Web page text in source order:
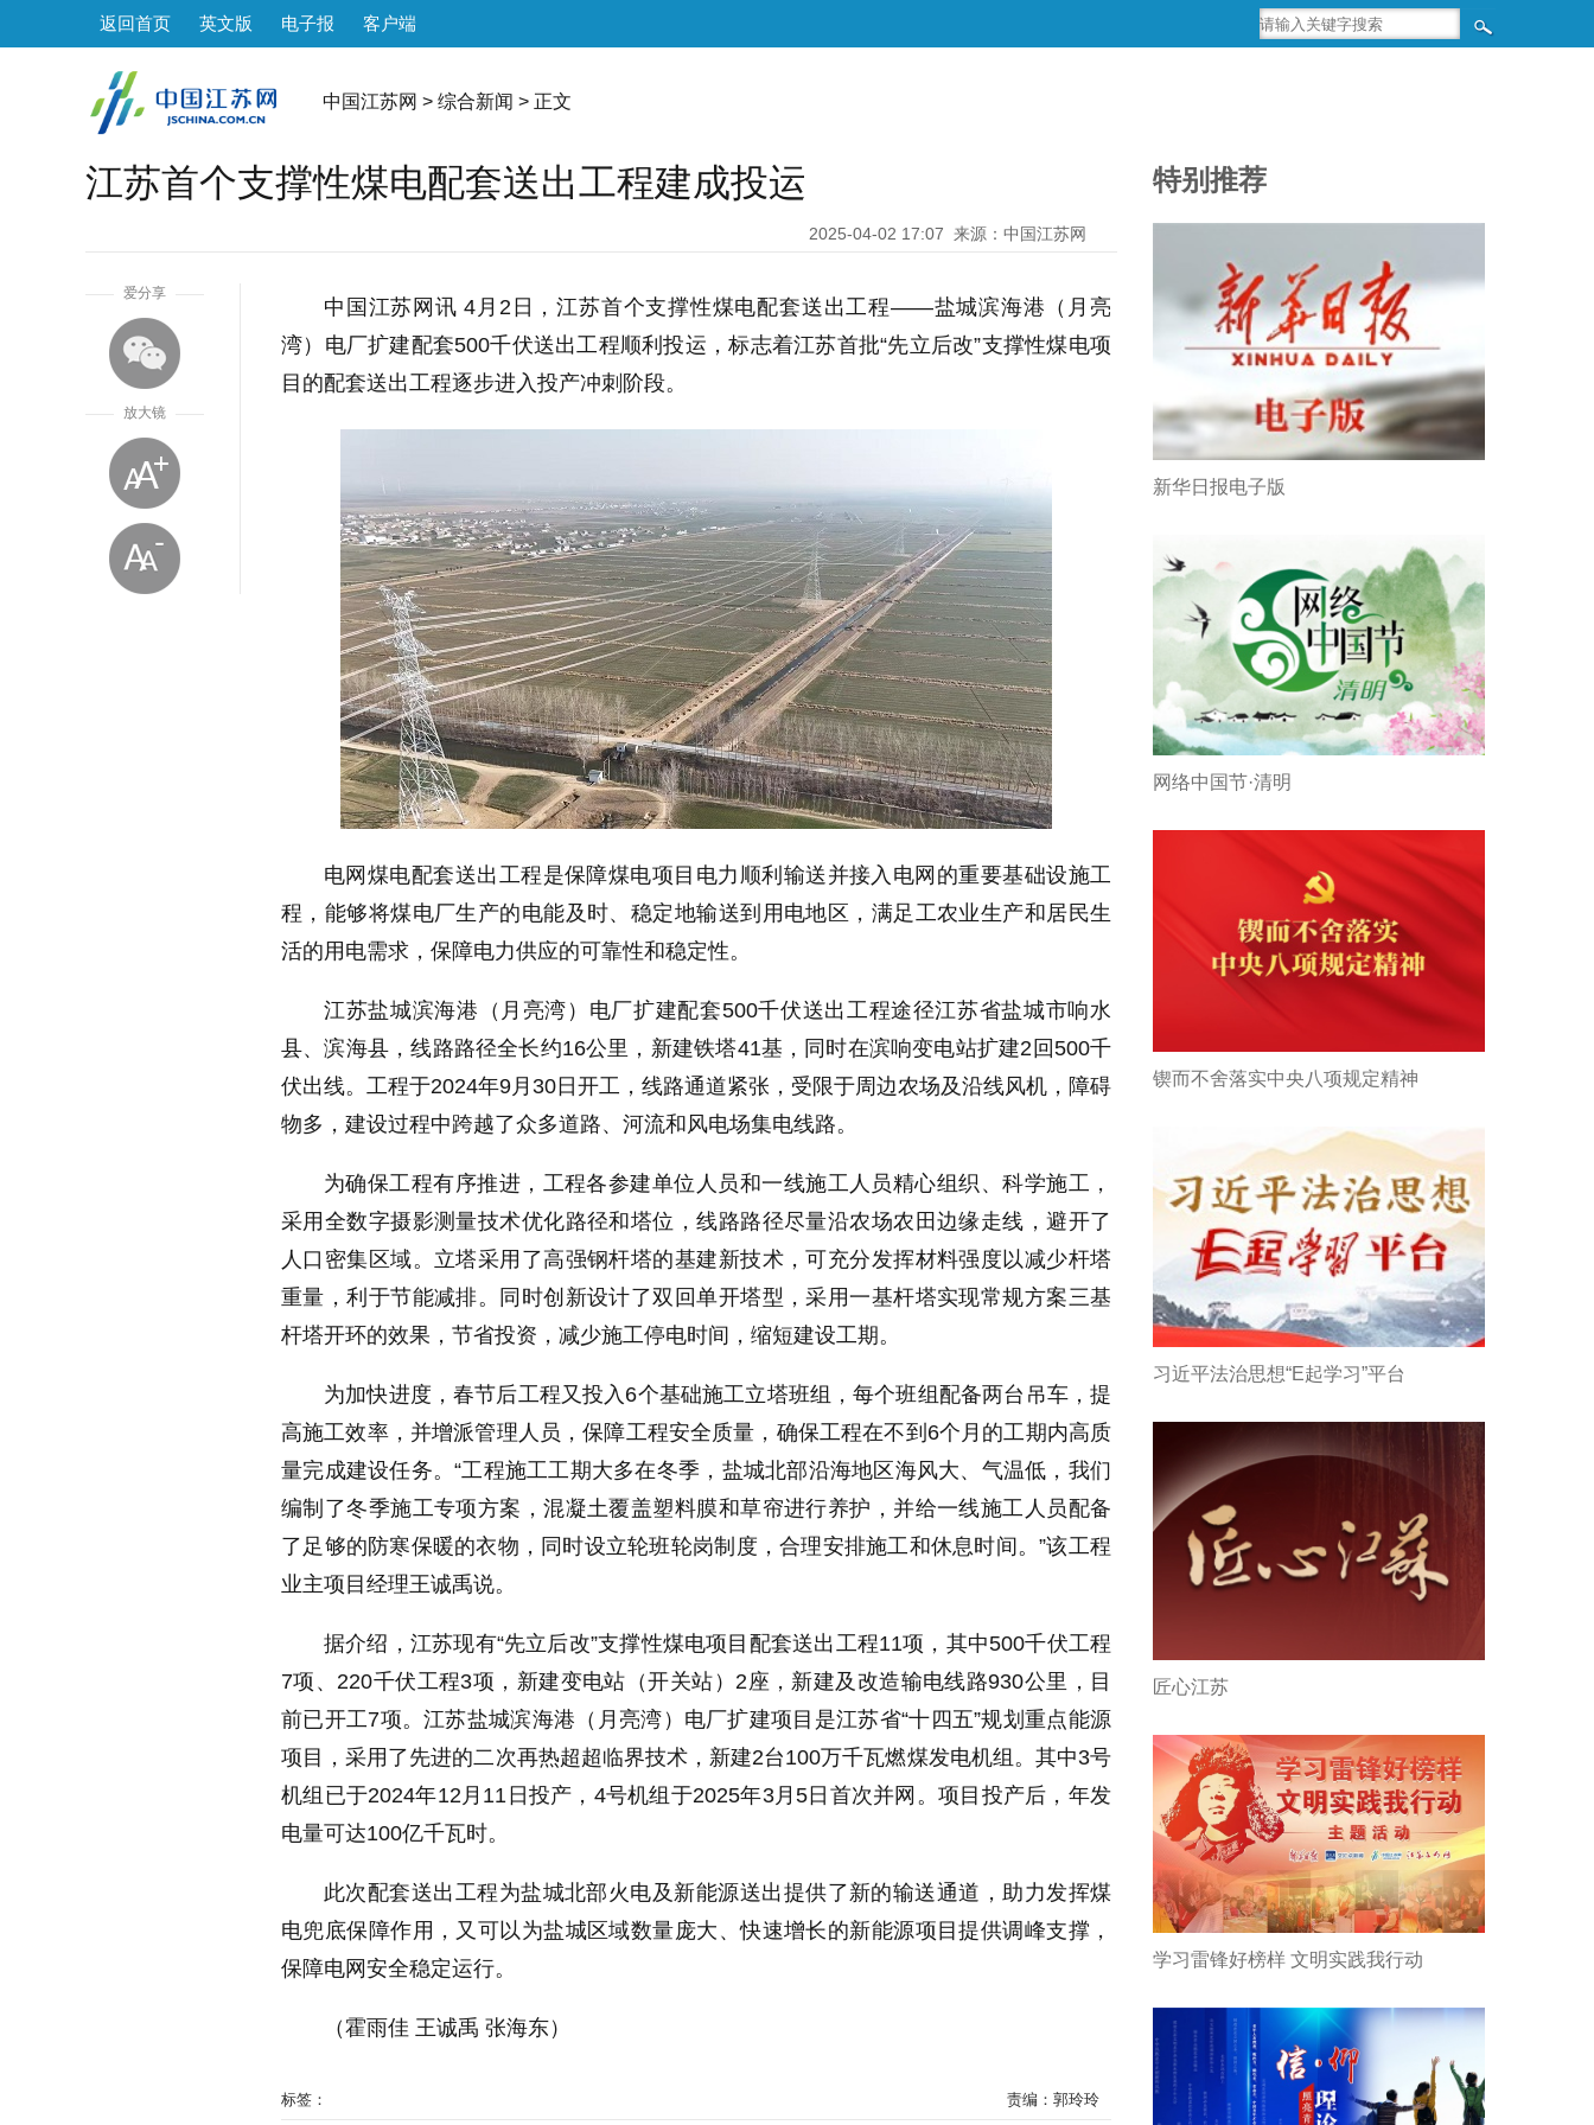
返回首页 英文版 电子报 客户端
中国江苏网 > 综合新闻 > 正文
江苏首个支撑性煤电配套送出工程建成投运
2025-04-02 17:07 来源：中国江苏网
爱分享
放大镜
中国江苏网讯 4月2日，江苏首个支撑性煤电配套送出工程——盐城滨海港（月亮
湾）电厂扩建配套500千伏送出工程顺利投运，标志着江苏首批“先立后改”支撑性煤电项
目的配套送出工程逐步进入投产冲刺阶段。
电网煤电配套送出工程是保障煤电项目电力顺利输送并接入电网的重要基础设施工
程，能够将煤电厂生产的电能及时、稳定地输送到用电地区，满足工农业生产和居民生
活的用电需求，保障电力供应的可靠性和稳定性。
江苏盐城滨海港（月亮湾）电厂扩建配套500千伏送出工程途径江苏省盐城市响水
县、滨海县，线路路径全长约16公里，新建铁塔41基，同时在滨响变电站扩建2回500千
伏出线。工程于2024年9月30日开工，线路通道紧张，受限于周边农场及沿线风机，障碍
物多，建设过程中跨越了众多道路、河流和风电场集电线路。
为确保工程有序推进，工程各参建单位人员和一线施工人员精心组织、科学施工，
采用全数字摄影测量技术优化路径和塔位，线路路径尽量沿农场农田边缘走线，避开了
人口密集区域。立塔采用了高强钢杆塔的基建新技术，可充分发挥材料强度以减少杆塔
重量，利于节能减排。同时创新设计了双回单开塔型，采用一基杆塔实现常规方案三基
杆塔开环的效果，节省投资，减少施工停电时间，缩短建设工期。
为加快进度，春节后工程又投入6个基础施工立塔班组，每个班组配备两台吊车，提
高施工效率，并增派管理人员，保障工程安全质量，确保工程在不到6个月的工期内高质
量完成建设任务。“工程施工工期大多在冬季，盐城北部沿海地区海风大、气温低，我们
编制了冬季施工专项方案，混凝土覆盖塑料膜和草帘进行养护，并给一线施工人员配备
了足够的防寒保暖的衣物，同时设立轮班轮岗制度，合理安排施工和休息时间。”该工程
业主项目经理王诚禹说。
据介绍，江苏现有“先立后改”支撑性煤电项目配套送出工程11项，其中500千伏工程
7项、220千伏工程3项，新建变电站（开关站）2座，新建及改造输电线路930公里，目
前已开工7项。江苏盐城滨海港（月亮湾）电厂扩建项目是江苏省“十四五”规划重点能源
项目，采用了先进的二次再热超超临界技术，新建2台100万千瓦燃煤发电机组。其中3号
机组已于2024年12月11日投产，4号机组于2025年3月5日首次并网。项目投产后，年发
电量可达100亿千瓦时。
此次配套送出工程为盐城北部火电及新能源送出提供了新的输送通道，助力发挥煤
电兜底保障作用，又可以为盐城区域数量庞大、快速增长的新能源项目提供调峰支撑，
保障电网安全稳定运行。
（霍雨佳 王诚禹 张海东）
标签： 责编：郭玲玲
特别推荐
新华日报电子版
网络中国节·清明
锲而不舍落实中央八项规定精神
习近平法治思想“E起学习”平台
匠心江苏
学习雷锋好榜样 文明实践我行动